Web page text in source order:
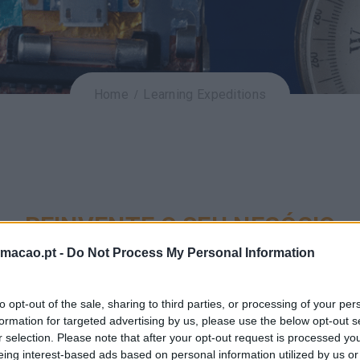
- Do Not Process My Personal Information
opt-out of the sale, sharing to third parties, or processing of your
for targeted advertising by us, please use the below opt-out
selection. Please note that after your opt-out request is processed
interest-based ads based on personal information utilized by us
REINVENTE O SEU NEGÓCIO
que provocam o desejo de agir imediatamente,
expedições de aprendizagem para que todos
são fundamentais para desencadear